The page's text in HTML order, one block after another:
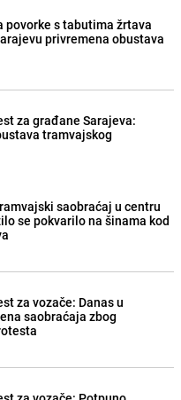
povorke s tabutima žrtava
privremena obustava
za građane Sarajeva:
tramvajskog
saobraćaj u centru
se pokvarilo na šinama kod
za vozače: Danas u
saobraćaja zbog